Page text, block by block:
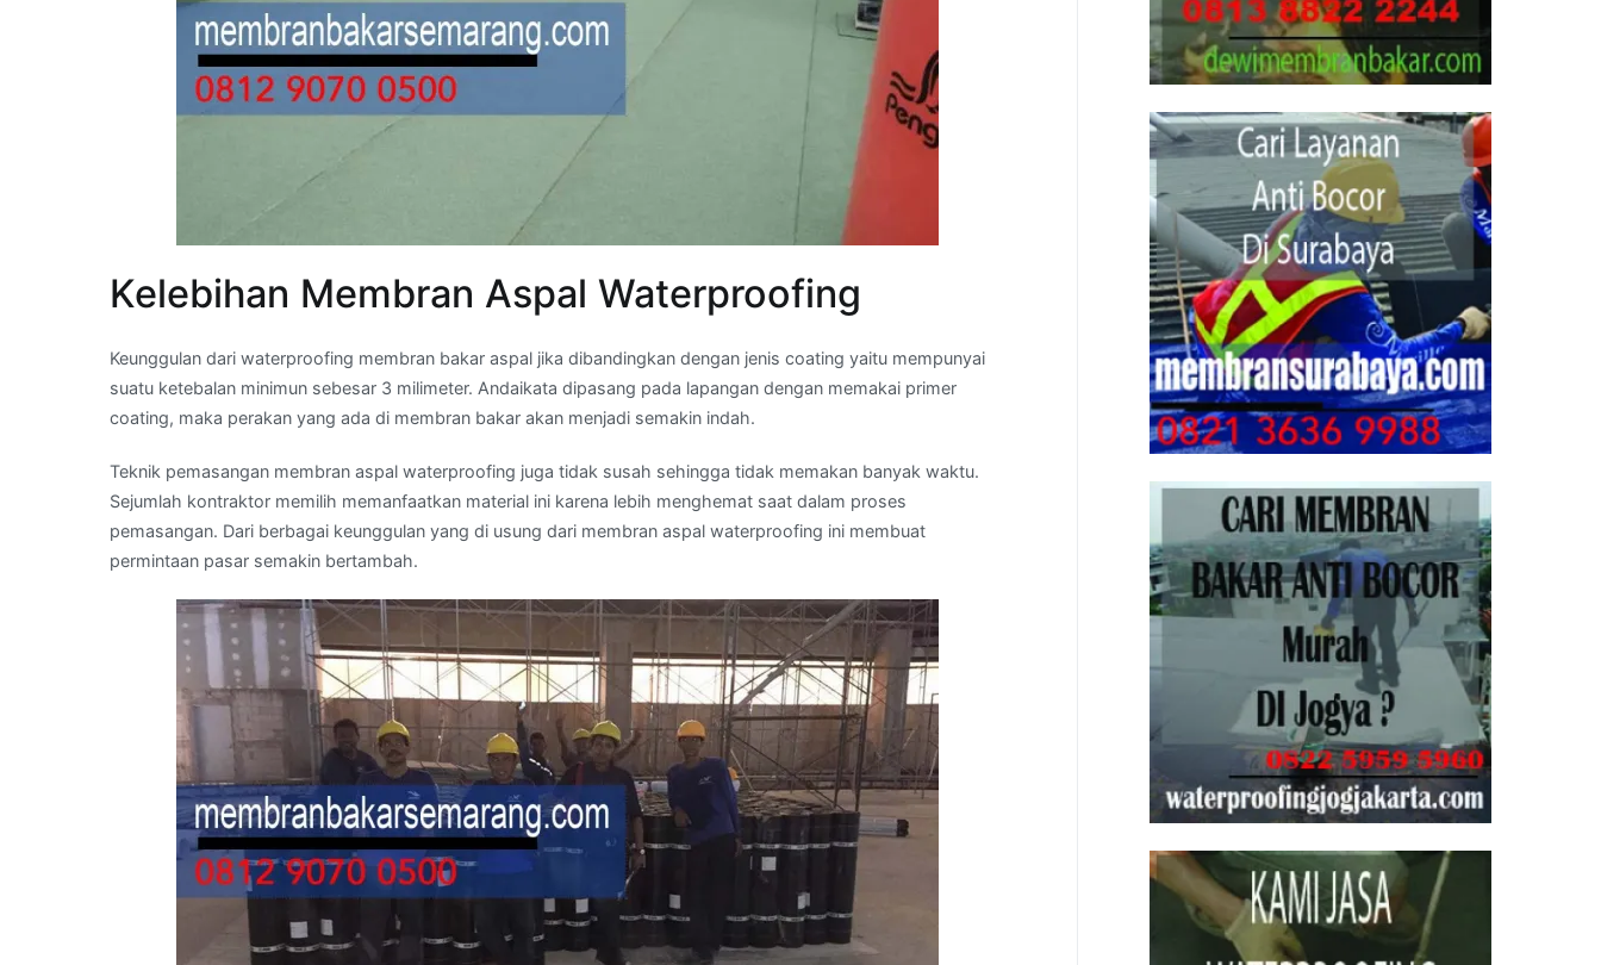
Kelebihan Membran Aspal Waterproofing
Keunggulan dari waterproofing membran bakar aspal jika dibandingkan dengan jenis coating yaitu mempunyai
suatu ketebalan minimun sebesar 3 milimeter. Andaikata dipasang pada lapangan dengan memakai primer
coating, maka perakan yang ada di membran bakar akan menjadi semakin indah.
Teknik pemasangan membran aspal waterproofing juga tidak susah sehingga tidak memakan banyak waktu.
Sejumlah kontraktor memilih memanfaatkan material ini karena lebih menghemat saat dalam proses
pemasangan. Dari berbagai keunggulan yang di usung dari membran aspal waterproofing ini membuat
permintaan pasar semakin bertambah.